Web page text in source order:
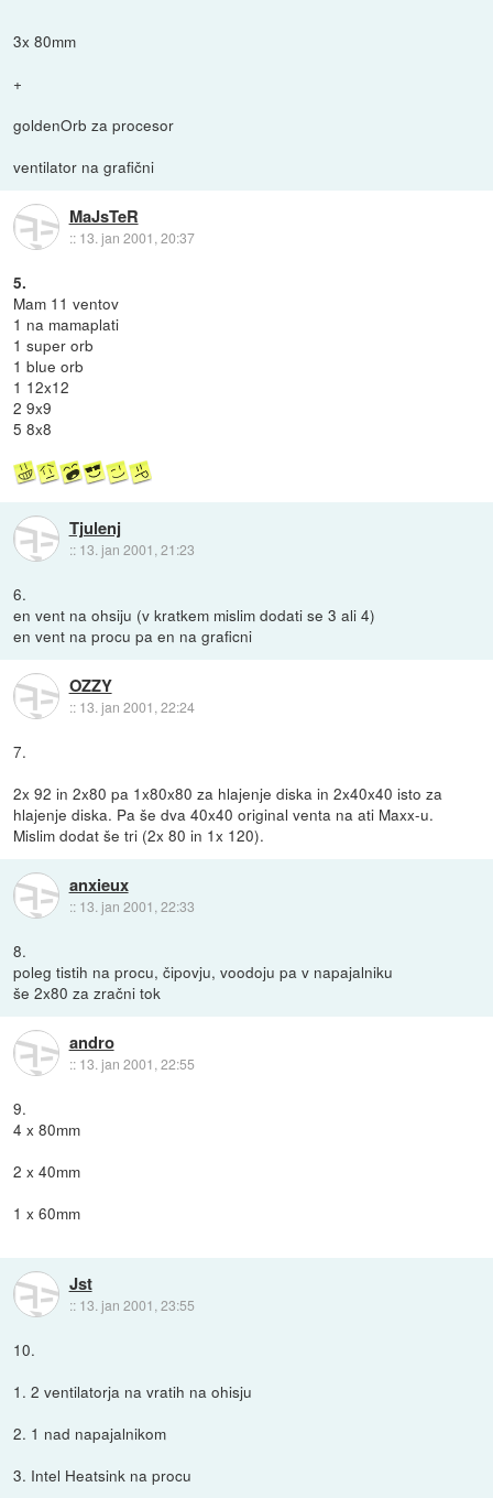
3x 80mm
+
goldenOrb za procesor
ventilator na grafični
MaJsTeR
:: 13. jan 2001, 20:37
5.
Mam 11 ventov
1 na mamaplati
1 super orb
1 blue orb
1 12x12
2 9x9
5 8x8
Tjulenj
:: 13. jan 2001, 21:23
6.
en vent na ohsiju (v kratkem mislim dodati se 3 ali 4)
en vent na procu pa en na graficni
OZZY
:: 13. jan 2001, 22:24
7.
2x 92 in 2x80 pa 1x80x80 za hlajenje diska in 2x40x40 isto za
hlajenje diska. Pa še dva 40x40 original venta na ati Maxx-u.
Mislim dodat še tri (2x 80 in 1x 120).
anxieux
:: 13. jan 2001, 22:33
8.
poleg tistih na procu, čipovju, voodoju pa v napajalniku
še 2x80 za zračni tok
andro
:: 13. jan 2001, 22:55
9.
4 x 80mm
2 x 40mm
1 x 60mm
Jst
:: 13. jan 2001, 23:55
10.
1. 2 ventilatorja na vratih na ohisju
2. 1 nad napajalnikom
3. Intel Heatsink na procu